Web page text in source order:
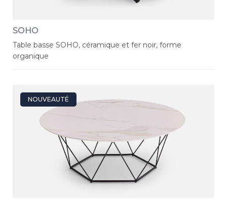
SOHO
Table basse SOHO, céramique et fer noir, forme
organique
NOUVEAUTÉ